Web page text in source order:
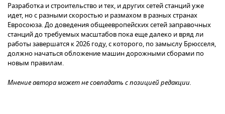
Разработка и строительство и тех, и других сетей станций уже
идет, но с разными скоростью и размахом в разных странах
Евросоюза. До доведения общеевропейских сетей заправочных
станций до требуемых масштабов пока еще далеко и вряд ли
работы завершатся к 2026 году, с которого, по замыслу Брюсселя,
должно начаться обложение машин дорожными сборами по
новым правилам.
Мнение автора может не совпадать с позицией редакции.